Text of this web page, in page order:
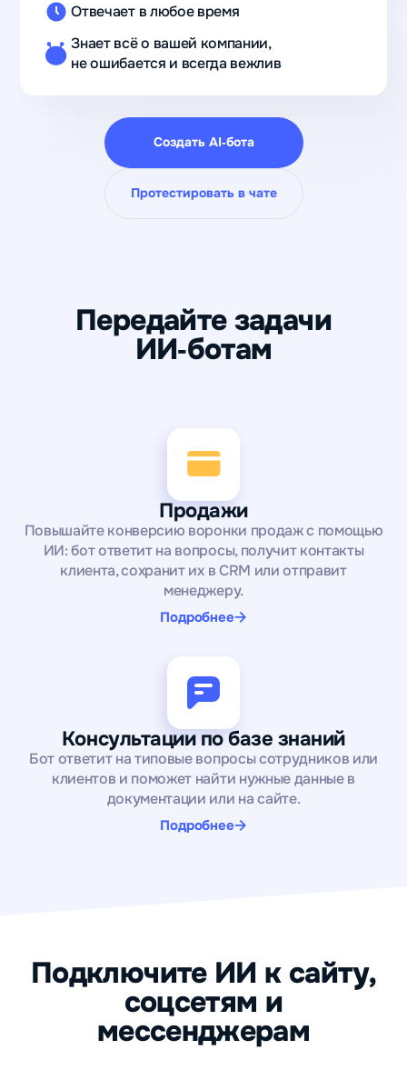
Отвечает в любое время
Знает всё о вашей компании,
не ошибается и всегда вежлив
Создать AI‑бота
Протестировать в чате
Передайте задачи
ИИ‑ботам
Продажи
Повышайте конверсию воронки продаж с помощью
ИИ: бот ответит на вопросы, получит контакты
клиента, сохранит их в CRM или отправит
менеджеру.
Подробнее
Консультации по базе знаний
Бот ответит на типовые вопросы сотрудников или
клиентов и поможет найти нужные данные в
документации или на сайте.
Подробнее
Подключите ИИ к сайту,
соцсетям и
мессенджерам